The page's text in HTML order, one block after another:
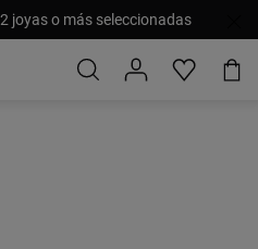
joyas o más seleccionadas